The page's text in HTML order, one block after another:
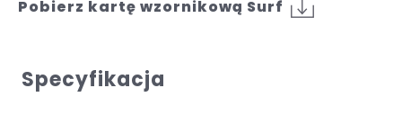
Pobierz kartę wzornikową Surf
Specyfikacja